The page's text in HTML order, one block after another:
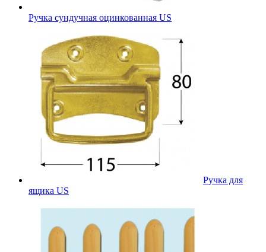
Ручка сундучная оцинкованная US
Ручка для
ящика US